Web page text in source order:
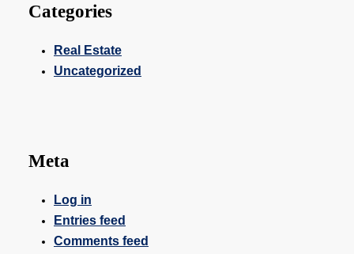
Categories
Real Estate
Uncategorized
Meta
Log in
Entries feed
Comments feed